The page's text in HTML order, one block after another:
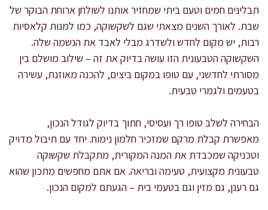
תבלינים חמים וטעם ביתי שמחזיר אותנו לשולחן ארוחת הבוקר של
שבת. לאורך השנים מצאתי שגם לשקשוקה, כמו למנות קלאסיות
רבות, יש מקום לחדש ולשדרג מבלי לאבד את הנשמה שלה.
השקשוקה הטבעונית הזו עושה בדיוק את זה – שילוב מושלם בין
מסורתי לחדשני, עם טופו במקום ביצים, להכנה מאוזנת, עשירה
בטעמים ולגמרי טבעית.
הבחירה לשלב טופו רך ועסיסי, חתוך בדיוק לגודל הנכון,
מאפשרת קבלת מרקם שמזכיר חלמון נימוח. יחד עם תיבול מדויק
וטכניקה שמכבדת את המנה המקורית, מתקבלת שקשוקה
טבעונית מקצועית, טעימה ובריאה. אם אתם מחפשים מתכון שהוא
גם רענן, גם מזין וגם בטעמי בית – הגעתם למקום הנכון.